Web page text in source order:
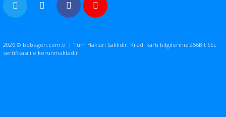
2026 © bebegen.com.tr | Tüm Hakları Saklıdır. Kredi kartı bilgileriniz 256Bit SSL
sertifikası ile korunmaktadır.